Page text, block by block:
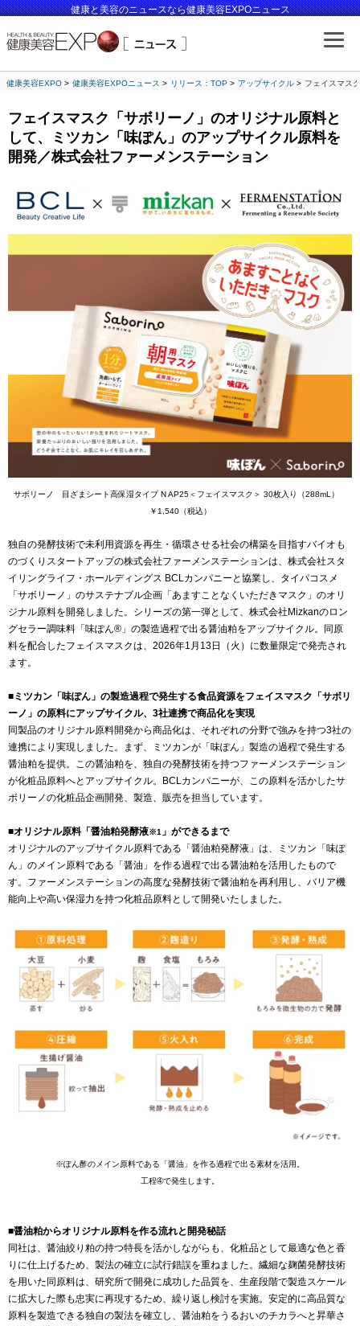
健康と美容のニュースなら健康美容EXPOニュース
健康美容EXPO 健康美容EXPOニュース リリース：TOP アップサイクル フェイスマス
フェイスマスク「サボリーノ」のオリジナル原料と
して、ミツカン「味ぽん」のアップサイクル原料を
開発／株式会社ファーメンステーション
サボリーノ 目ざまシート高保湿タイプ N AP25＜フェイスマスク＞ 30枚入り（288mL）
￥1,540（税込）
独自の発酵技術で未利用資源を再生・循環させる社会の構築を目指すバイオも
のづくりスタートアップの株式会社ファーメンステーションは、株式会社スタ
イリングライフ・ホールディングス BCLカンパニーと協業し、タイパコスメ
「サボリーノ」のサステナブル企画「あますことなくいただきマスク」のオリ
ジナル原料を開発しました。シリーズの第一弾として、株式会社Mizkanのロン
グセラー調味料「味ぽん®」の製造過程で出る醤油粕をアップサイクル。同原
料を配合したフェイスマスクは、2026年1月13日（火）に数量限定で発売され
ます。
■ミツカン「味ぽん」の製造過程で発生する食品資源をフェイスマスク「サボリ
ーノ」の原料にアップサイクル、3社連携で商品化を実現
同製品のオリジナル原料開発から商品化は、それぞれの分野で強みを持つ3社の
連携により実現しました。まず、ミツカンが「味ぽん」製造の過程で発生する
醤油粕を提供。この醤油粕を、独自の発酵技術を持つファーメンステーション
が化粧品原料へとアップサイクル。BCLカンパニーが、この原料を活かしたサ
ボリーノの化粧品企画開発、製造、販売を担当しています。
■オリジナル原料「醤油粕発酵液※1 」ができるまで
オリジナルのアップサイクル原料である「醤油粕発酵液」は、ミツカン「味ぽ
ん」のメイン原料である「醤油」を作る過程で出る醤油粕を活用したもので
す。ファーメンステーションの高度な発酵技術で醤油粕を再利用し、バリア機
能向上や高い保湿力を持つ化粧品原料として開発いたしました。
※ぽん酢のメイン原料である「醤油」を作る過程で出る素材を活用。
工程➃で発生します。
■醤油粕からオリジナル原料を作る流れと開発秘話
同社は、醤油絞り粕の持つ特長を活かしながらも、化粧品として最適な色と香
りに仕上げるため、製法の確立に試行錯誤を重ねました。繊細な麹菌発酵技術
を用いた同原料は、研究所で開発に成功した品質を、生産段階で製造スケール
に拡大した際も忠実に再現するため、繰り返し検討を実施。安定的に高品質な
原料を製造できる独自の製法を確立し、醤油粕をうるおいのチカラへと昇華さ